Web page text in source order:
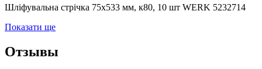
Шліфувальна стрічка 75х533 мм, к80, 10 шт WERK 5232714
Показати ще
Отзывы